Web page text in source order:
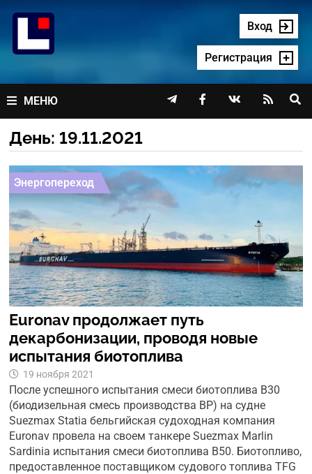
содержимому
Вход
Регистрация
МЕНЮ    
День: 19.11.2021
Энергопереход
Euronav продолжает путь
декарбонизации, проводя новые
испытания биотоплива
19 ноября 2021
После успешного испытания смеси биотоплива B30
(биодизельная смесь производства BP) на судне
Suezmax Statia бельгийская судоходная компания
Euronav провела на своем танкере Suezmax Marlin
Sardinia испытания смеси биотоплива B50. Биотопливо,
предоставленное поставщиком судового топлива TFG